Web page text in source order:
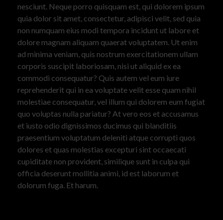
nesciunt. Neque porro quisquam est, qui dolorem ipsum
quia dolor sit amet, consectetur, adipisci velit, sed quia
non numquam eius modi tempora incidunt ut labore et
dolore magnam aliquam quaerat voluptatem. Ut enim
ad minima veniam, quis nostrum exercitationem ullam
corporis suscipit laboriosam, nisi ut aliquid ex ea
commodi consequatur? Quis autem vel eum iure
reprehenderit qui in ea voluptate velit esse quam nihil
molestiae consequatur, vel illum qui dolorem eum fugiat
quo voluptas nulla pariatur? At vero eos et accusamus
et iusto odio dignissimos ducimus qui blanditiis
praesentium voluptatum deleniti atque corrupti quos
dolores et quas molestias excepturi sint occaecati
cupiditate non provident, similique sunt in culpa qui
officia deserunt mollitia animi, id est laborum et
dolorum fuga. Et harum.